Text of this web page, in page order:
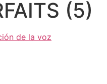
(5)